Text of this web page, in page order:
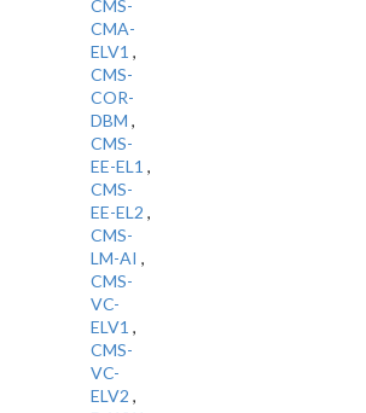
CMS-
CMA-
ELV1 ,
CMS-
COR-
DBM ,
CMS-
EE-EL1 ,
CMS-
EE-EL2 ,
CMS-
LM-AI ,
CMS-
VC-
ELV1 ,
CMS-
VC-
ELV2 ,